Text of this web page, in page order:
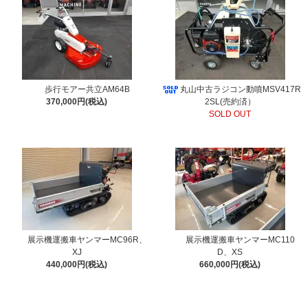
歩行モアー共立AM64B
370,000円(税込)
丸山中古ラジコン動噴MSV417R
2SL(売約済）
SOLD OUT
展示機運搬車ヤンマーMC96R、
XJ
440,000円(税込)
展示機運搬車ヤンマーMC110
D、XS
660,000円(税込)